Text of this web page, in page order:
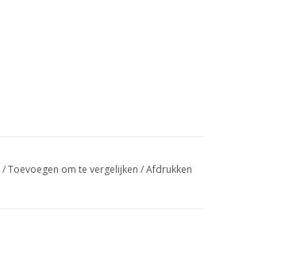
/Toevoegen om te vergelijken /Afdrukken